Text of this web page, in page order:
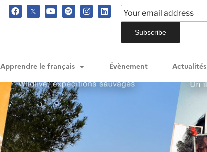
Apprendre le français Évènement Actualités